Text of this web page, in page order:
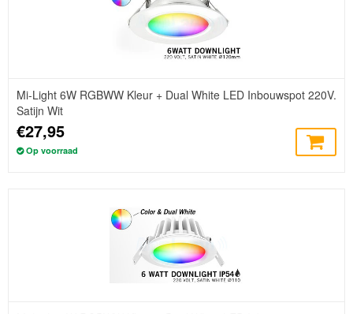
Mi-Light 6W RGBWW Kleur + Dual White LED Inbouwspot 220V.
Satijn Wit
€27,95
Op voorraad